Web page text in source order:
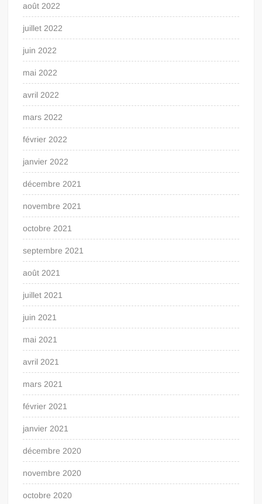
août 2022
juillet 2022
juin 2022
mai 2022
avril 2022
mars 2022
février 2022
janvier 2022
décembre 2021
novembre 2021
octobre 2021
septembre 2021
août 2021
juillet 2021
juin 2021
mai 2021
avril 2021
mars 2021
février 2021
janvier 2021
décembre 2020
novembre 2020
octobre 2020